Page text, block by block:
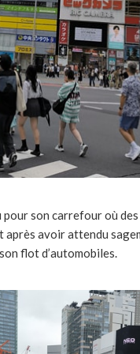
son carrefour où
après avoir attendu
flot d’automobiles.